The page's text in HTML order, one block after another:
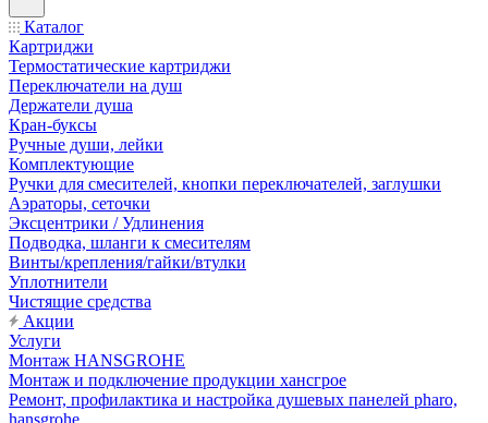
Каталог
Картриджи
Термостатические картриджи
Переключатели на душ
Держатели душа
Кран-буксы
Ручные души, лейки
Комплектующие
Ручки для смесителей, кнопки переключателей, заглушки
Аэраторы, сеточки
Эксцентрики / Удлинения
Подводка, шланги к смесителям
Винты/крепления/гайки/втулки
Уплотнители
Чистящие средства
Акции
Услуги
Монтаж HANSGROHE
Монтаж и подключение продукции хансгрое
Ремонт, профилактика и настройка душевых панелей pharo,
hansgrohe